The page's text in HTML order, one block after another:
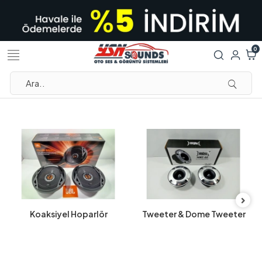
0
Koaksiyel Hoparlör Tweeter & Dome Tweeter